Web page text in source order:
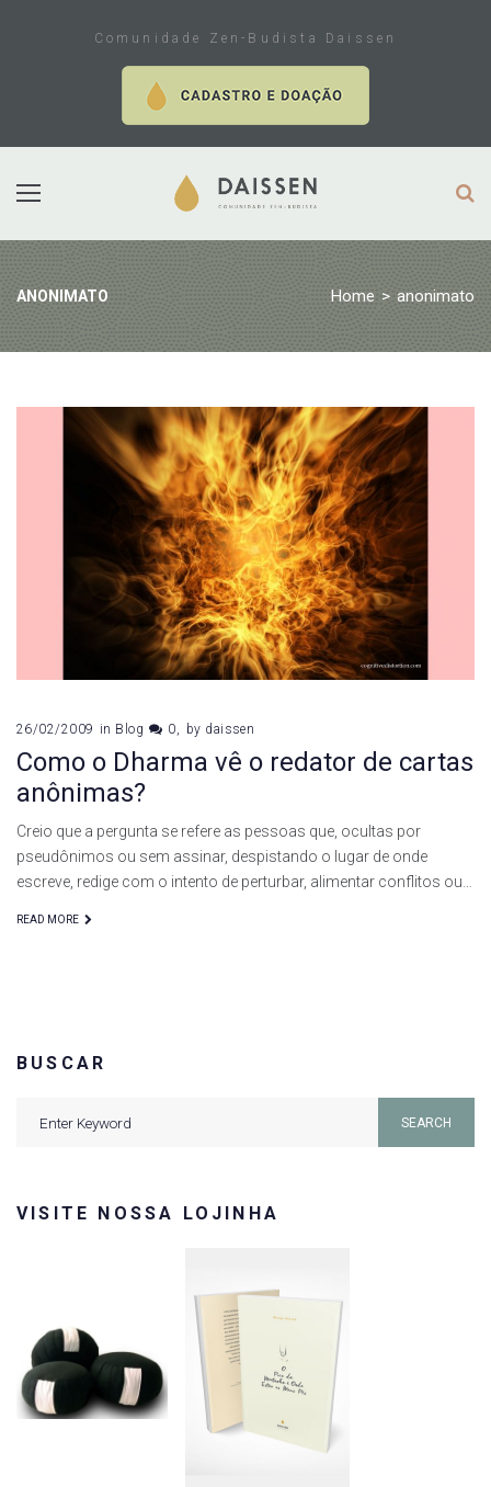
Comunidade Zen-Budista Daissen
ANONIMATO Home > anonimato
Tag:
anonimato
26/02/2009 in Blog 0 by daissen
Como o Dharma vê o redator de cartas
anônimas?
Creio que a pergunta se refere as pessoas que, ocultas por
pseudônimos ou sem assinar, despistando o lugar de onde
escreve, redige com o intento de perturbar, alimentar conflitos ou…
READ MORE
BUSCAR
SEARCH
VISITE NOSSA LOJINHA